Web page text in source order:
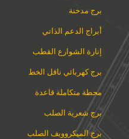
برج مدخنة
أبراج الدعم الذاتي
إنارة الشوارع القطب
برج كهربائي ناقل الخط
محطة متكاملة قاعدة
برج شعرية الصلب
برج الميكروويف الصلب